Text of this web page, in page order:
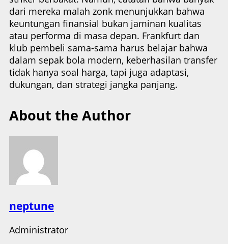
dari mereka malah zonk menunjukkan bahwa
keuntungan finansial bukan jaminan kualitas
atau performa di masa depan. Frankfurt dan
klub pembeli sama-sama harus belajar bahwa
dalam sepak bola modern, keberhasilan transfer
tidak hanya soal harga, tapi juga adaptasi,
dukungan, dan strategi jangka panjang.
About the Author
neptune
Administrator